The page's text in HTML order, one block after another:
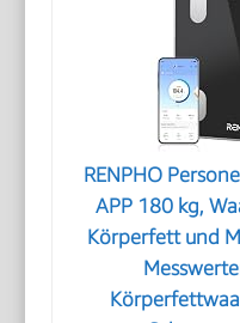
RENPHO
APP 180 kg,
Körperfett und